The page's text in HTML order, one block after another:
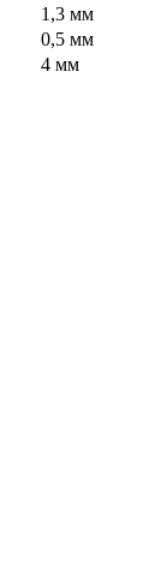
1,3 мм
0,5 мм
4 мм